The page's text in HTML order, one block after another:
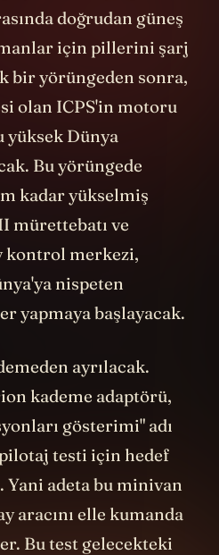
ve Ay'a gidiş-
doğrudan güneş
için pillerini şarj
bir yörüngeden sonra,
olan ICPS'in motoru
yüksek Dünya
Bu yörüngede
kadar yükselmiş
mürettebatı ve
merkezi,
nispeten
ayrılacak.
kademe adaptörü,
gösterimi" adı
testi için hedef
Yani adeta bu minivan
aracını elle kumanda